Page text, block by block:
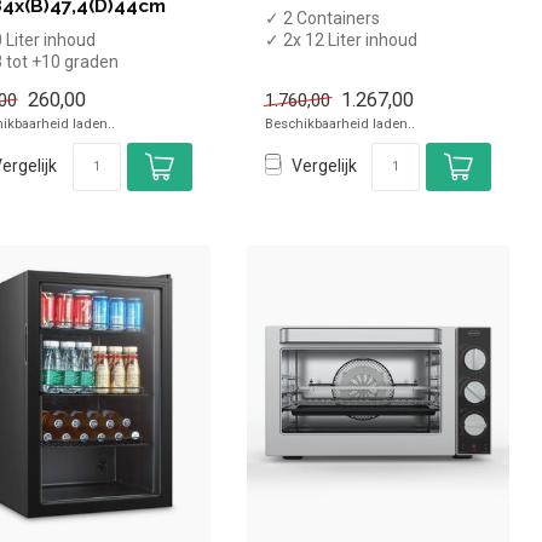
Liter inhoud
tot +10 graden
47,4 cm, diepte
260,00
laden..
✓ 2 Containers
✓ 2x 12 Liter inhoud
1.760,00 1.267,00
Beschikbaarheid laden..
Vergelijk